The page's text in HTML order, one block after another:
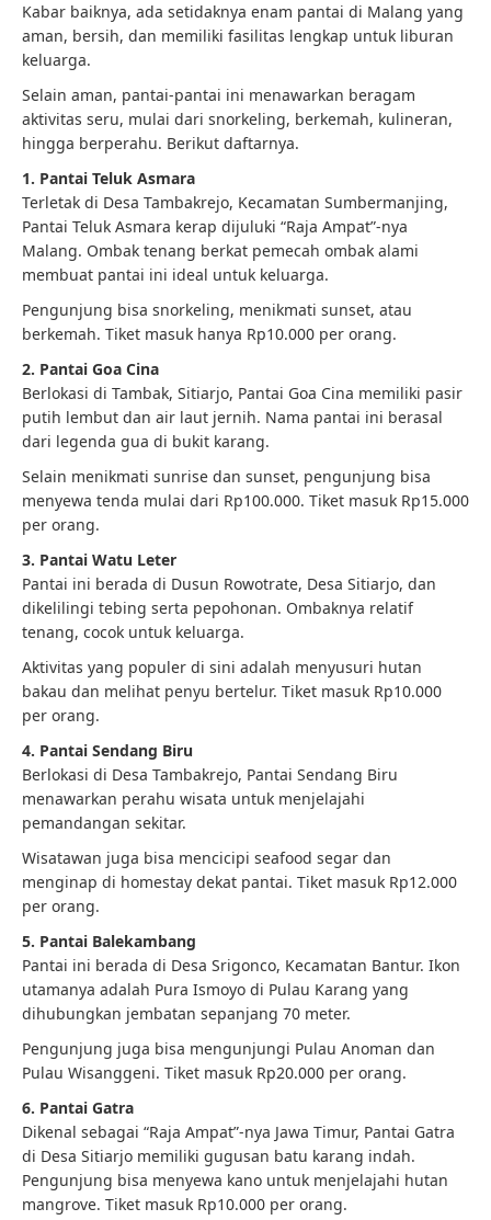
Kabar baiknya, ada setidaknya enam pantai di Malang yang
aman, bersih, dan memiliki fasilitas lengkap untuk liburan
keluarga.
Selain aman, pantai-pantai ini menawarkan beragam
aktivitas seru, mulai dari snorkeling, berkemah, kulineran,
hingga berperahu. Berikut daftarnya.
1. Pantai Teluk Asmara
Terletak di Desa Tambakrejo, Kecamatan Sumbermanjing,
Pantai Teluk Asmara kerap dijuluki “Raja Ampat”-nya
Malang. Ombak tenang berkat pemecah ombak alami
membuat pantai ini ideal untuk keluarga.
Pengunjung bisa snorkeling, menikmati sunset, atau
berkemah. Tiket masuk hanya Rp10.000 per orang.
2. Pantai Goa Cina
Berlokasi di Tambak, Sitiarjo, Pantai Goa Cina memiliki pasir
putih lembut dan air laut jernih. Nama pantai ini berasal
dari legenda gua di bukit karang.
Selain menikmati sunrise dan sunset, pengunjung bisa
menyewa tenda mulai dari Rp100.000. Tiket masuk Rp15.000
per orang.
3. Pantai Watu Leter
Pantai ini berada di Dusun Rowotrate, Desa Sitiarjo, dan
dikelilingi tebing serta pepohonan. Ombaknya relatif
tenang, cocok untuk keluarga.
Aktivitas yang populer di sini adalah menyusuri hutan
bakau dan melihat penyu bertelur. Tiket masuk Rp10.000
per orang.
4. Pantai Sendang Biru
Berlokasi di Desa Tambakrejo, Pantai Sendang Biru
menawarkan perahu wisata untuk menjelajahi
pemandangan sekitar.
Wisatawan juga bisa mencicipi seafood segar dan
menginap di homestay dekat pantai. Tiket masuk Rp12.000
per orang.
5. Pantai Balekambang
Pantai ini berada di Desa Srigonco, Kecamatan Bantur. Ikon
utamanya adalah Pura Ismoyo di Pulau Karang yang
dihubungkan jembatan sepanjang 70 meter.
Pengunjung juga bisa mengunjungi Pulau Anoman dan
Pulau Wisanggeni. Tiket masuk Rp20.000 per orang.
6. Pantai Gatra
Dikenal sebagai “Raja Ampat”-nya Jawa Timur, Pantai Gatra
di Desa Sitiarjo memiliki gugusan batu karang indah.
Pengunjung bisa menyewa kano untuk menjelajahi hutan
mangrove. Tiket masuk Rp10.000 per orang.